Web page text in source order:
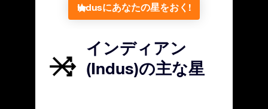
Indusにあなたの星をおく!
インディアン
(Indus)の主な星